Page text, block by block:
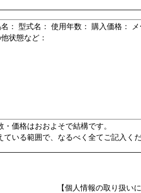
・価格はおおよそで結構です。
ている範囲で、なるべく全てご記入くだ
【個人情報の取り扱い